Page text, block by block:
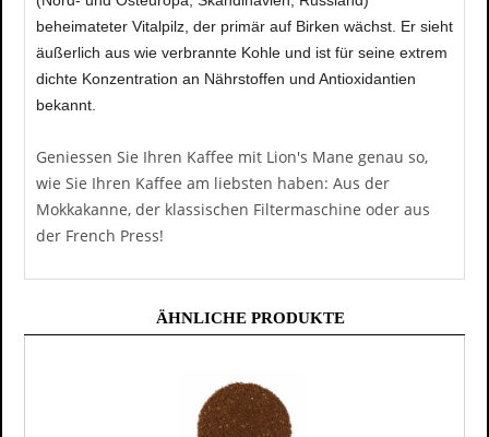
beheimateter Vitalpilz, der primär auf Birken wächst. Er sieht
äußerlich aus wie verbrannte Kohle und ist für seine extrem
dichte Konzentration an Nährstoffen und Antioxidantien
bekannt.
Geniessen Sie Ihren Kaffee mit Lion's Mane genau so,
wie Sie Ihren Kaffee am liebsten haben: Aus der
Mokkakanne, der klassischen Filtermaschine oder aus
der French Press!
ÄHNLICHE PRODUKTE